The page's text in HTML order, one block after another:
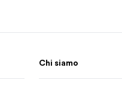
Chi siamo